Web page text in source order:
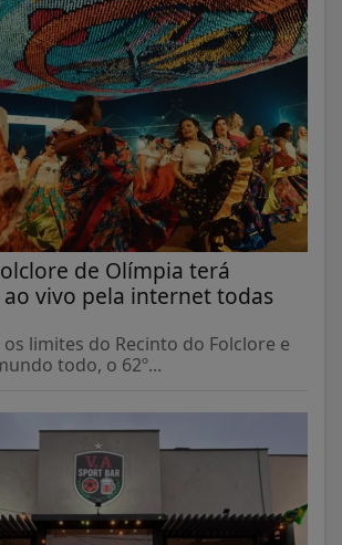
de Olímpia terá
vivo pela internet todas
limites do Recinto do Folclore e
todo, o 62º...